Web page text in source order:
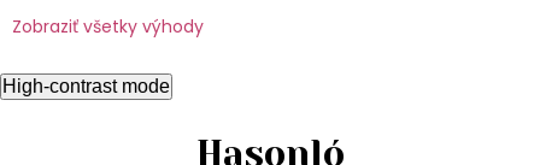
Zobraziť všetky výhody
High-contrast mode
Hasonló